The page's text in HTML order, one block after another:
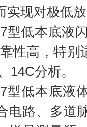
实现对极低
型低本底液
性高，特别
14C分析。
型低本底液
电路、多道